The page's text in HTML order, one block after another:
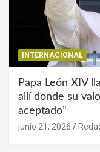
INTERNACIONAL
Papa León XIV
allí donde su
aceptado”
junio 21, 2026